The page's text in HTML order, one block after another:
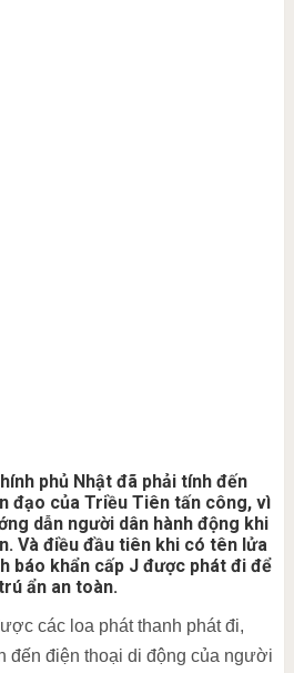
phủ Nhật đã phải tính đến
đạo của Triều Tiên tấn công, vì
dẫn người dân hành động khi
Và điều đầu tiên khi có tên lửa
báo khẩn cấp J được phát đi để
ẩn an toàn.
các loa phát thanh phát đi,
đến điện thoại di động của người